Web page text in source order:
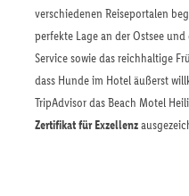
verschiedenen Reiseportalen
perfekte Lage an der Ostsee
Service sowie das reichhaltige
dass Hunde im Hotel äußerst
TripAdvisor das Beach Motel
Zertifikat für Exzellenz